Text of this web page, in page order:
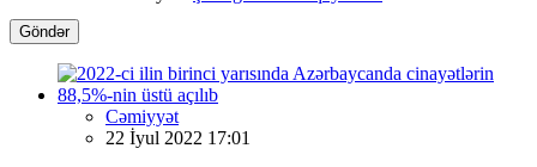
Göndər
Cəmiyyət
22 İyul 2022 17:01